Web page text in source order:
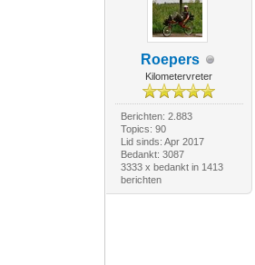
Roepers
Kilometervreter
Berichten: 2.883
Topics: 90
Lid sinds: Apr 2017
Bedankt: 3087
3333 x bedankt in 1413
berichten